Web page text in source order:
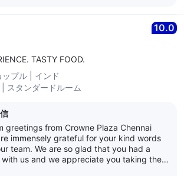
forward to hosting you again. Have a
Chennai Adyar Park
10.0
TASTY FOOD.
ップル
インド
スタンダードルーム
greetings from Crowne Plaza Chennai
immensely grateful for your kind words
team. We are so glad that you had a
us and we appreciate you taking the
Crowne Plaza Chennai Adyar Park